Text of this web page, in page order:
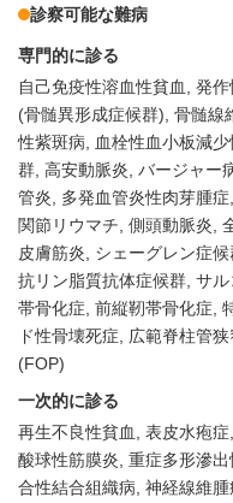
診察可能な難病
専門的に診る
自己免疫性溶血性貧血
発作
(骨髄異形成症候群) 骨髄線
性紫斑病
血栓性血小板減
群 高安動脈炎 バージャー
管炎
多発血管炎性肉芽腫症
関節リウマチ 側頭動脈炎
皮膚筋炎
シェーグレン症候
抗リン脂質抗体症候群 サル
帯骨化症 前縦靭帯骨化症
ド性骨壊死症
広範脊柱管狭
(FOP)
一次的に診る
再生不良性貧血
表皮水疱症
酸球性筋膜炎 重症多形滲
合性結合組織病 神経線維